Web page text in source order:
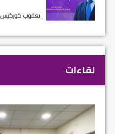
يعقوب كوركيس
لقاءات